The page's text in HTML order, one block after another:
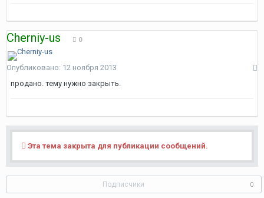
Cherniy-us 0
Опубликовано: 12 ноября 2013
продано. тему нужно закрыть.
Эта тема закрыта для публикации сообщений.
Подписчики 0